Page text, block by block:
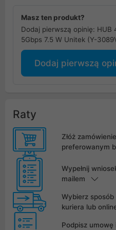
Masz ten produkt?
Dodaj pierwszą opinię: HUB
5Gbps 7.5 W Unitek (Y-
Dodaj pierwszą
Raty
Złóż
preferowanym
Wypełnij
mailem
Wybierz
kuriera lub
Podpisz